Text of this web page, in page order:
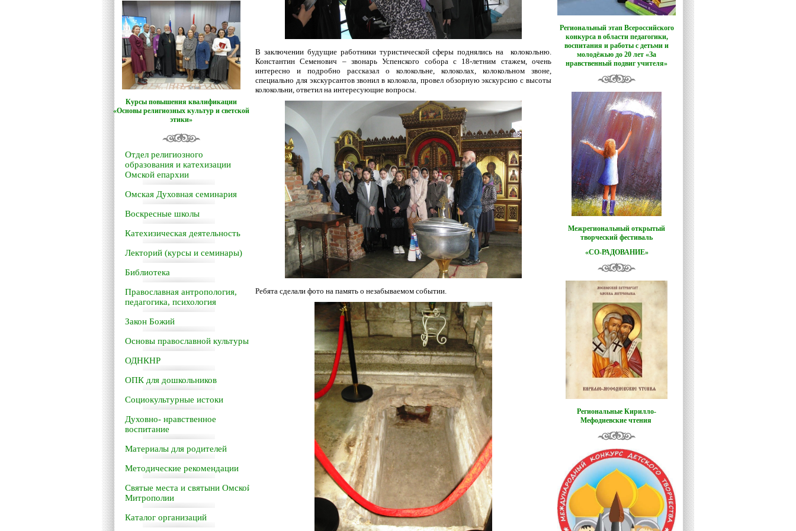
Курсы повышения квалификации
«Основы религиозных культур и светской
этики»
Отдел религиозного
образования и катехизации
Омской епархии
Омская Духовная семинария
Воскресные школы
Катехизическая деятельность
Лекторий (курсы и семинары)
Библиотека
Православная антропология,
педагогика, психология
Закон Божий
Основы православной культуры
ОДНКНР
ОПК для дошкольников
Социокультурные истоки
Духовно- нравственное
воспитание
Материалы для родителей
Методические рекомендации
Святые места и святыни Омской
Митрополии
Каталог организаций
В заключении будущие работники туристической сферы поднялись на колокольню.
Константин Семенович – звонарь Успенского собора с 18-летним стажем, очень
интересно и подробно рассказал о колокольне, колоколах, колокольном звоне,
специально для экскурсантов звонил в колокола, провел обзорную экскурсию с высоты
колокольни, ответил на интересующие вопросы.
Ребята сделали фото на память о незабываемом событии.
Региональный этап Всероссийского
конкурса в области педагогики,
воспитания и работы с детьми и
молодёжью до 20 лет «За
нравственный подвиг учителя»
Межрегиональный открытый
творческий фестиваль
«СО-РАДОВАНИЕ»
Региональные Кирилло-
Мефодиевские чтения